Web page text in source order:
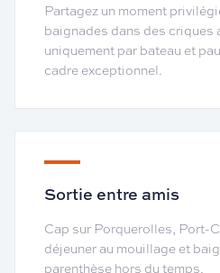
Partagez un moment
baignades dans des criques
uniquement par bateau et
cadre exceptionnel.
Sortie entre amis
Cap sur Porquerolles, Port-
déjeuner au mouillage et
parenthèse hors du temps.